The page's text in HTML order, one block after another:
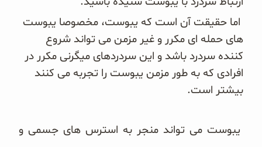
اما حقیقت آن است که یبوست، مخصوصا یبوست
های حمله ای مکرر و غیر مزمن می تواند شروع
کننده سردرد باشد و این سردردهای میگرنی مکرر در
افرادی که به طور مزمن یبوست را تجربه می کنند
بیشتر است.
یبوست می تواند منجر به استرس های جسمی و